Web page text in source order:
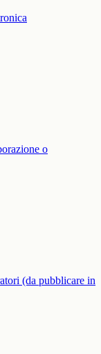
o
(da pubblicare in